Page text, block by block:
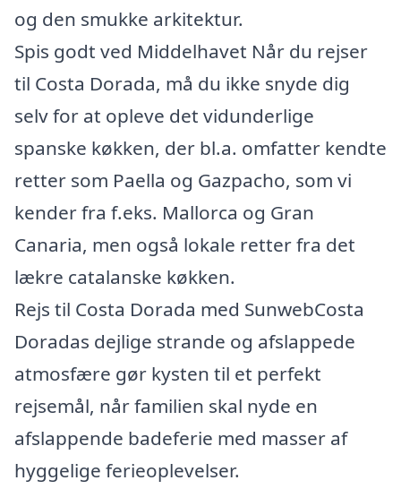
og den smukke arkitektur.
Spis godt ved Middelhavet Når du rejser
til Costa Dorada, må du ikke snyde dig
selv for at opleve det vidunderlige
spanske køkken, der bl.a. omfatter kendte
retter som Paella og Gazpacho, som vi
kender fra f.eks. Mallorca og Gran
Canaria, men også lokale retter fra det
lækre catalanske køkken.
Rejs til Costa Dorada med SunwebCosta
Doradas dejlige strande og afslappede
atmosfære gør kysten til et perfekt
rejsemål, når familien skal nyde en
afslappende badeferie med masser af
hyggelige ferieoplevelser.